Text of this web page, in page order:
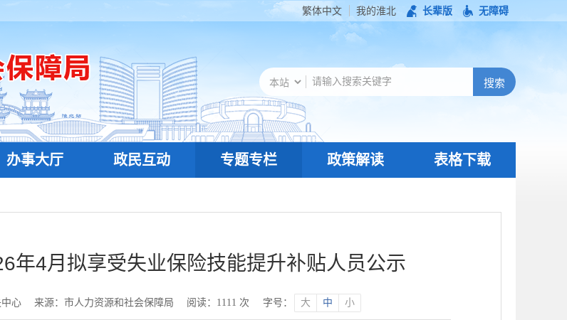
繁体中文 我的淮北 长辈版 无障碍
办事大厅 政民互动 专题专栏 政策解读 表格下载
年4月拟享受失业保险技能提升补贴人员公示
心 来源：市人力资源和社会保障局 阅读： 1111 次 字号： 大 中 小